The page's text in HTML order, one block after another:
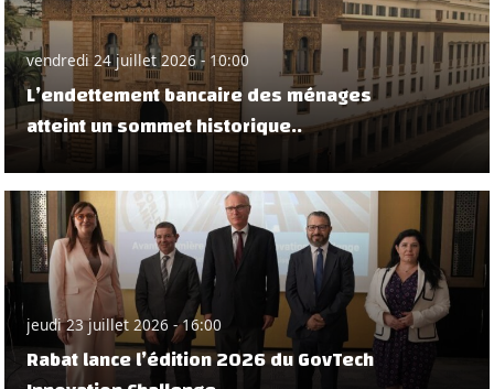
vendredi 24 juillet 2026 - 10:00
L’endettement bancaire des ménages
atteint un sommet historique..
jeudi 23 juillet 2026 - 16:00
Rabat lance l’édition 2026 du GovTech